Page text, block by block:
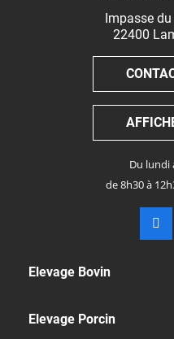
Impasse
22400
Du lundi
de 8h30 à
Elevage Bovin
Elevage Porcin